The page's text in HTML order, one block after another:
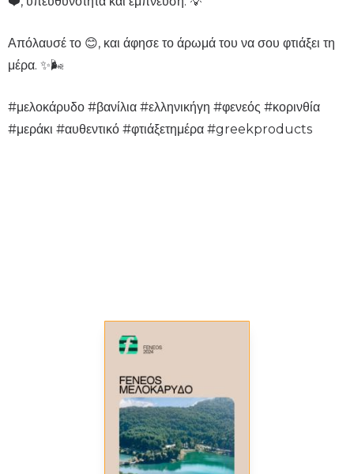
Απόλαυσέ το 😊, και άφησε το άρωμά του να σου φτιάξει τη
μέρα. ✨🌬️
#μελοκάρυδο #βανίλια #ελληνικήγη #φενεός #κορινθία
#μεράκι #αυθεντικό #φτιάξετημέρα #greekproducts